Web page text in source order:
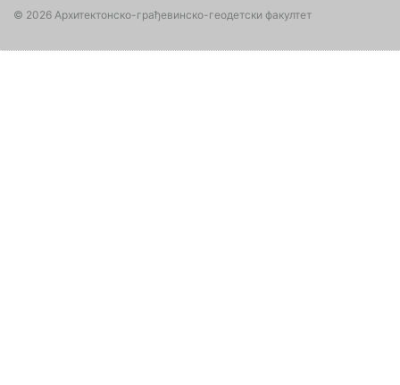
© 2026 Архитектонско-грађевинско-геодетски факултет